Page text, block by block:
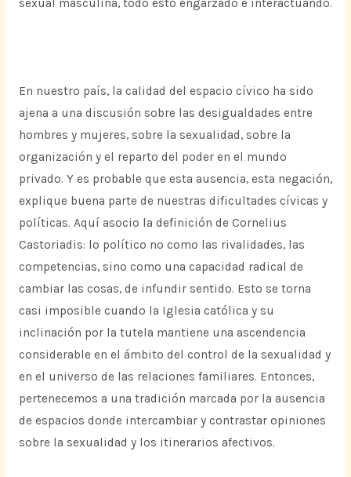
sexual masculina, todo esto engarzado e interactuando.
En nuestro país, la calidad del espacio cívico ha sido
ajena a una discusión sobre las desigualdades entre
hombres y mujeres, sobre la sexualidad, sobre la
organización y el reparto del poder en el mundo
privado. Y es probable que esta ausencia, esta negación,
explique buena parte de nuestras dificultades cívicas y
políticas. Aquí asocio la definición de Cornelius
Castoriadis: lo político no como las rivalidades, las
competencias, sino como una capacidad radical de
cambiar las cosas, de infundir sentido. Esto se torna
casi imposible cuando la Iglesia católica y su
inclinación por la tutela mantiene una ascendencia
considerable en el ámbito del control de la sexualidad y
en el universo de las relaciones familiares. Entonces,
pertenecemos a una tradición marcada por la ausencia
de espacios donde intercambiar y contrastar opiniones
sobre la sexualidad y los itinerarios afectivos.